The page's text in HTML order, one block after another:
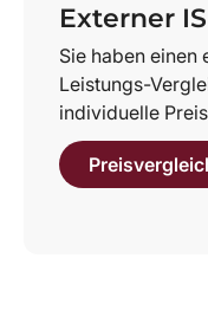
Externer
Sie haben einen
Leistungs-
individuelle